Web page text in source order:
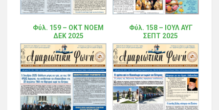
Φύλ. 159 – ΟΚΤ ΝΟΕΜ
ΔΕΚ 2025
Φύλ. 158 – ΙΟΥΛ ΑΥΓ
ΣΕΠΤ 2025